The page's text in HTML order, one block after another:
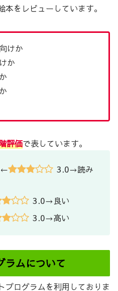
をレビューしています。
けか
か
評価で表しています。
← 3.0→読み
3.0→良い
3.0→高い
ラムについて
プログラムを利用しておりま